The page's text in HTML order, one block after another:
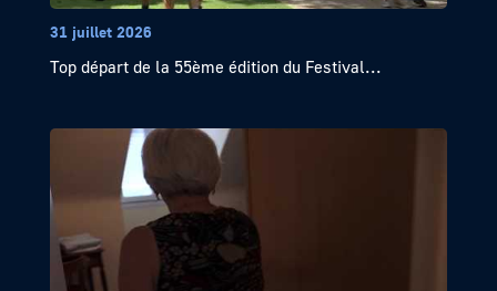
31 juillet 2026
Top départ de la 55ème édition du Festival...